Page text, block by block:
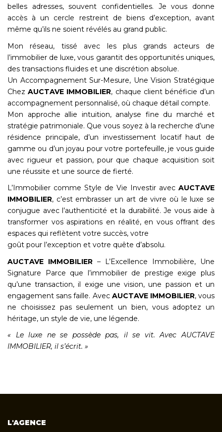
belles adresses, souvent confidentielles. Je vous donne
accès à un cercle restreint de biens d’exception, avant
même qu’ils ne soient révélés au grand public.
Mon réseau, tissé avec les plus grands acteurs de
l’immobilier de luxe, vous garantit des opportunités uniques,
des transactions fluides et une discrétion absolue.
Un Accompagnement Sur-Mesure, Une Vision Stratégique
ChezAUCTAVE IMMOBILIER, chaque client bénéficie d’un
accompagnement personnalisé, où chaque détail compte.
Mon approche allie intuition, analyse fine du marché et
stratégie patrimoniale. Que vous soyez à la recherche d’une
résidence principale, d’un investissement locatif haut de
gamme ou d’un joyau pour votre portefeuille, je vous guide
avec rigueur et passion, pour que chaque acquisition soit
une réussite et une source de fierté.
L’Immobilier comme Style de Vie Investir avec AUCTAVE
IMMOBILIER, c’est embrasser un art de vivre où le luxe se
conjugue avec l’authenticité et la durabilité. Je vous aide à
transformer vos aspirations en réalité, en vous offrant des
espaces qui reflètent votre succès, votre
goût pour l’exception et votre quête d’absolu.
AUCTAVE IMMOBILIER – L’Excellence Immobilière, Une
Signature Parce que l’immobilier de prestige exige plus
qu’une transaction, il exige une vision, une passion et un
engagement sans faille. Avec AUCTAVE IMMOBILIER, vous
ne choisissez pas seulement un bien, vous adoptez un
héritage, un style de vie, une légende.
« Le luxe ne se possède pas, il se vit. Avec AUCTAVE
IMMOBILIER, il s’écrit. »
L'AGENCE